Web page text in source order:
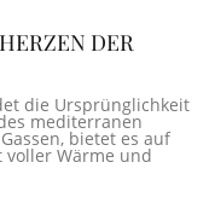
DER
die Ursprünglichkeit
mediterranen
bietet es auf
voller Wärme und